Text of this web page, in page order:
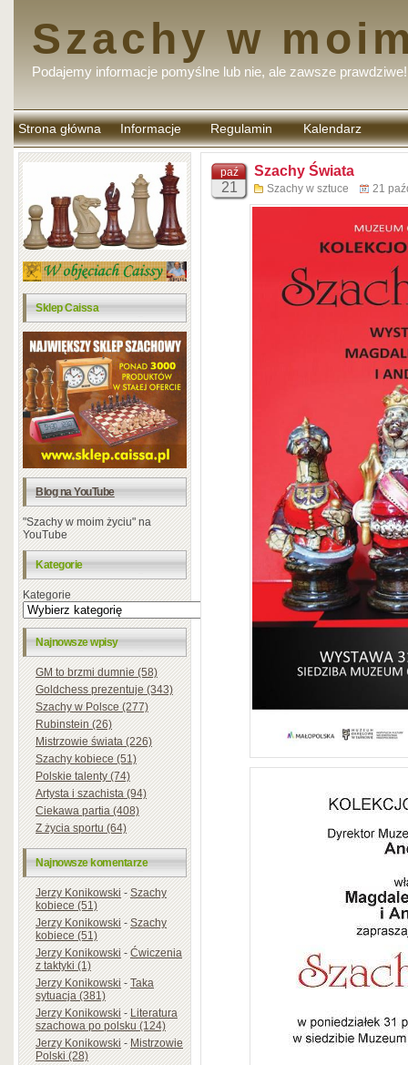
Szachy w
Podajemy informacje pomyślne lub nie, ale zawsze prawdziwe!
Strona główna Informacje Regulamin
komentarzy
Kalendarz
Sklep Caissa
Blog na YouTube
"Szachy w moim życiu" na
YouTube
Kategorie
Kategorie
Najnowsze wpisy
GM to brzmi dumnie (58)
Goldchess prezentuje (343)
Szachy w Polsce (277)
Rubinstein (26)
Mistrzowie świata (226)
Szachy kobiece (51)
Polskie talenty (74)
Artysta i szachista (94)
Ciekawa partia (408)
Z życia sportu (64)
Najnowsze komentarze
Jerzy Konikowski-Szachy
kobiece (51)
Jerzy Konikowski-Szachy
kobiece (51)
Jerzy Konikowski-Ćwiczenia
z taktyki (1)
Jerzy Konikowski-Taka
sytuacja (381)
Jerzy Konikowski-Literatura
szachowa po polsku (124)
Jerzy Konikowski-Mistrzowie
Polski (28)
paź
21
Szachy Świata
Szachy w sztuce 21